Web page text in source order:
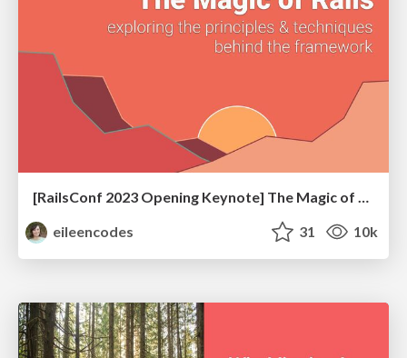
[RailsConf 2023 Opening Keynote] The Magic of Rails
eileencodes
31 10k